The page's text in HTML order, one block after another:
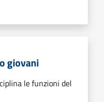
giovani
le funzioni del